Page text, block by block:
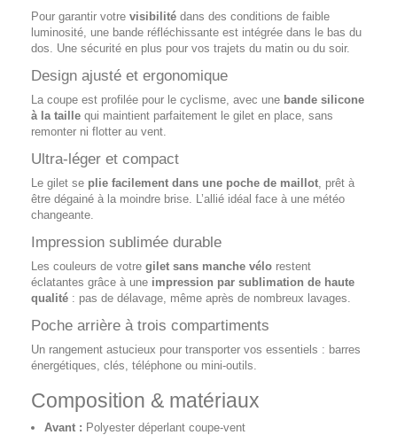
Pour garantir votre visibilité dans des conditions de faible
luminosité, une bande réfléchissante est intégrée dans le bas du
dos. Une sécurité en plus pour vos trajets du matin ou du soir.
Design ajusté et ergonomique
La coupe est profilée pour le cyclisme, avec une bande silicone
à la taille qui maintient parfaitement le gilet en place, sans
remonter ni flotter au vent.
Ultra-léger et compact
Le gilet se plie facilement dans une poche de maillot, prêt à
être dégainé à la moindre brise. L’allié idéal face à une météo
changeante.
Impression sublimée durable
Les couleurs de votre gilet sans manche vélo restent
éclatantes grâce à une impression par sublimation de haute
qualité : pas de délavage, même après de nombreux lavages.
Poche arrière à trois compartiments
Un rangement astucieux pour transporter vos essentiels : barres
énergétiques, clés, téléphone ou mini-outils.
Composition & matériaux
Avant : Polyester déperlant coupe-vent